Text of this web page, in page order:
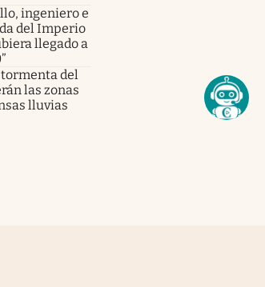
ingeniero e
del Imperio
llegado a
del
las zonas
lluvias